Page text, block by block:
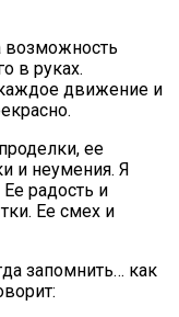
возможность
в руках.
движение и
ее
и неумения. Я
радость и
Ее смех и
запомнить… как